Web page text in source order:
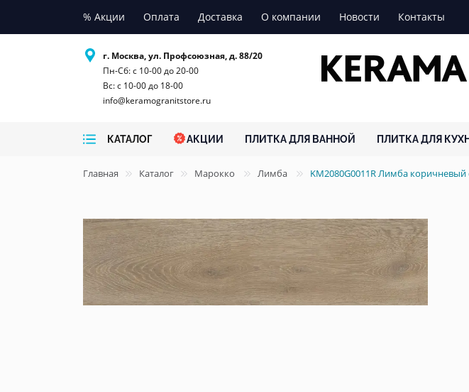
% Акции Оплата Доставка О компании Новости Контакты
г. Москва, ул. Профсоюзная, д. 88/20
Пн-Сб: с 10-00 до 20-00
Вс: с 10-00 до 18-00
info@keramogranitstore.ru
КАТАЛОГ АКЦИИ ПЛИТКА ДЛЯ ВАННОЙ ПЛИТКА ДЛЯ
Главная Каталог Марокко Лимба KM2080G0011R Лимба